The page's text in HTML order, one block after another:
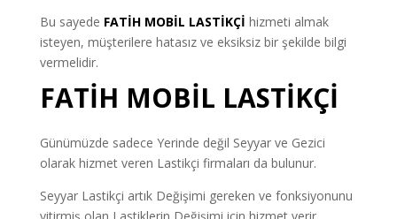
Bu sayede FATİH MOBİL LASTİKÇİ hizmeti almak
isteyen, müşterilere hatasız ve eksiksiz bir şekilde bilgi
vermelidir.
FATİH MOBİL LASTİKÇİ
Günümüzde sadece Yerinde değil Seyyar ve Gezici
olarak hizmet veren Lastikçi firmaları da bulunur.
Seyyar Lastikçi artık Değişimi gereken ve fonksiyonunu